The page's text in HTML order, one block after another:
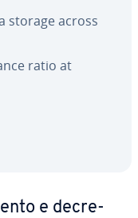
storage across
ratio at
e de­cre­